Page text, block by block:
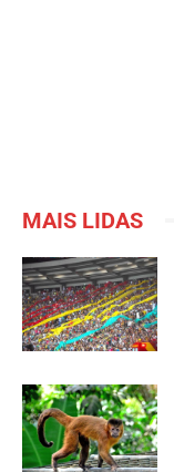
MAIS LIDAS